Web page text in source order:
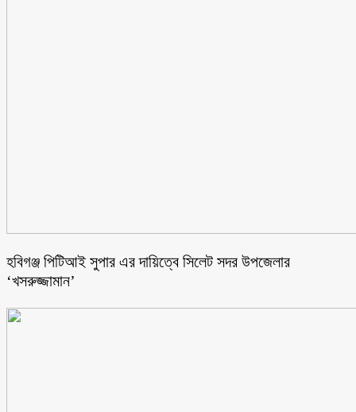
হবিগঞ্জ পিটিআই সুপার এর দায়িত্বে সিলেট সদর উপজেলার
‘খসরুজ্জামান’